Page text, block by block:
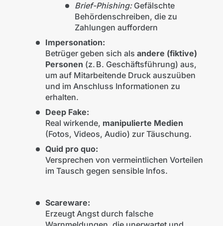
Brief-Phishing:Gefälschte
Behördenschreiben, die zu
Zahlungen auffordern
Impersonation:
Betrüger geben sich als andere (fiktive)
Personen (z. B. Geschäftsführung) aus,
um auf Mitarbeitende Druck auszuüben
und im Anschluss Informationen zu
erhalten.
Deep Fake:
Real wirkende, manipulierte Medien
(Fotos, Videos, Audio) zur Täuschung.
Quid pro quo:
Versprechen von vermeintlichen Vorteilen
im Tausch gegen sensible Infos.
Scareware:
Erzeugt Angst durch falsche